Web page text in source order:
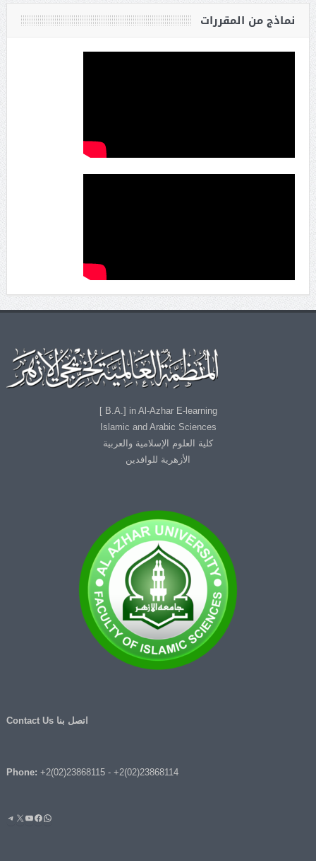
نماذج من المقررات
B.A.] in Al-Azhar E-learning ]
Islamic and Arabic Sciences
كلية العلوم الإسلامية والعربية
الأزهرية للوافدين
اتصل بنا Contact Us
Phone: +2(02)23868115- +2(02)23868114
واتساب
فيسبوك
يوتيوب
إكس